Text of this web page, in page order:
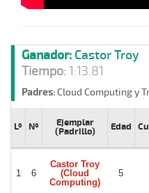
Ganador: Castor Troy
Tiempo:1:13.81
Padres:Cloud Computing y
Lº Nº
Ejemplar
(Padrillo)
Edad
1 6
Castor Troy
(Cloud
Computing)
5